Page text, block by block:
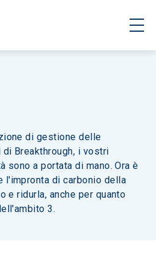
di gestione delle
Breakthrough, i vostri
a portata di mano. Ora è
l'impronta di carbonio della
e ridurla, anche per quanto
3.